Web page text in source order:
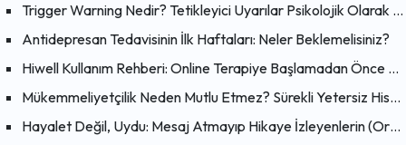
Trigger Warning Nedir? Tetikleyici Uyarılar Psikolojik Olarak Faydalı mı?
Antidepresan Tedavisinin İlk Haftaları: Neler Beklemelisiniz?
Hiwell Kullanım Rehberi: Online Terapiye Başlamadan Önce Bilmeniz Gerekenler
Mükemmeliyetçilik Neden Mutlu Etmez? Sürekli Yetersiz Hissetmenin Psikolojik Nedenleri
Hayalet Değil, Uydu: Mesaj Atmayıp Hikaye İzleyenlerin (Orbiting) Psikolojisi